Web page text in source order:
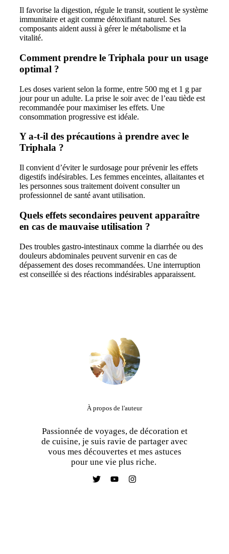
Il favorise la digestion, régule le transit, soutient le système
immunitaire et agit comme détoxifiant naturel. Ses
composants aident aussi à gérer le métabolisme et la
vitalité.
Comment prendre le Triphala pour un usage
optimal ?
Les doses varient selon la forme, entre 500 mg et 1 g par
jour pour un adulte. La prise le soir avec de l’eau tiède est
recommandée pour maximiser les effets. Une
consommation progressive est idéale.
Y a-t-il des précautions à prendre avec le
Triphala ?
Il convient d’éviter le surdosage pour prévenir les effets
digestifs indésirables. Les femmes enceintes, allaitantes et
les personnes sous traitement doivent consulter un
professionnel de santé avant utilisation.
Quels effets secondaires peuvent apparaître
en cas de mauvaise utilisation ?
Des troubles gastro-intestinaux comme la diarrhée ou des
douleurs abdominales peuvent survenir en cas de
dépassement des doses recommandées. Une interruption
est conseillée si des réactions indésirables apparaissent.
À propos de l'auteur
Passionnée de voyages, de décoration et
de cuisine, je suis ravie de partager avec
vous mes découvertes et mes astuces
pour une vie plus riche.